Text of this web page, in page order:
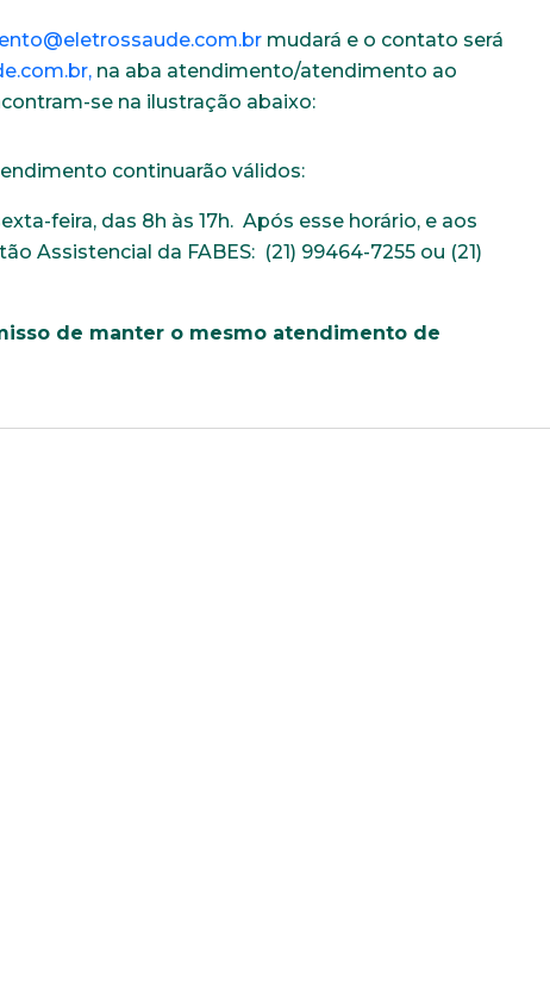
mudará e o contato será
na aba atendimento/atendimento ao
se na ilustração abaixo:
continuarão válidos:
feira, das 8h às 17h. Após esse horário, e aos
Assistencial da FABES: (21) 99464-7255 ou (21)
de manter o mesmo atendimento de
sólida, ética e comprometida com o bem-estar dos seus